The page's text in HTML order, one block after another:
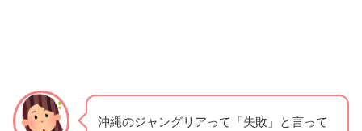
沖縄のジャングリアって「失敗」と言って